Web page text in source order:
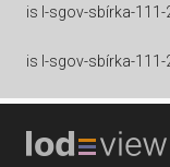
is l-sgov-sbírka-
is l-sgov-sbírka-